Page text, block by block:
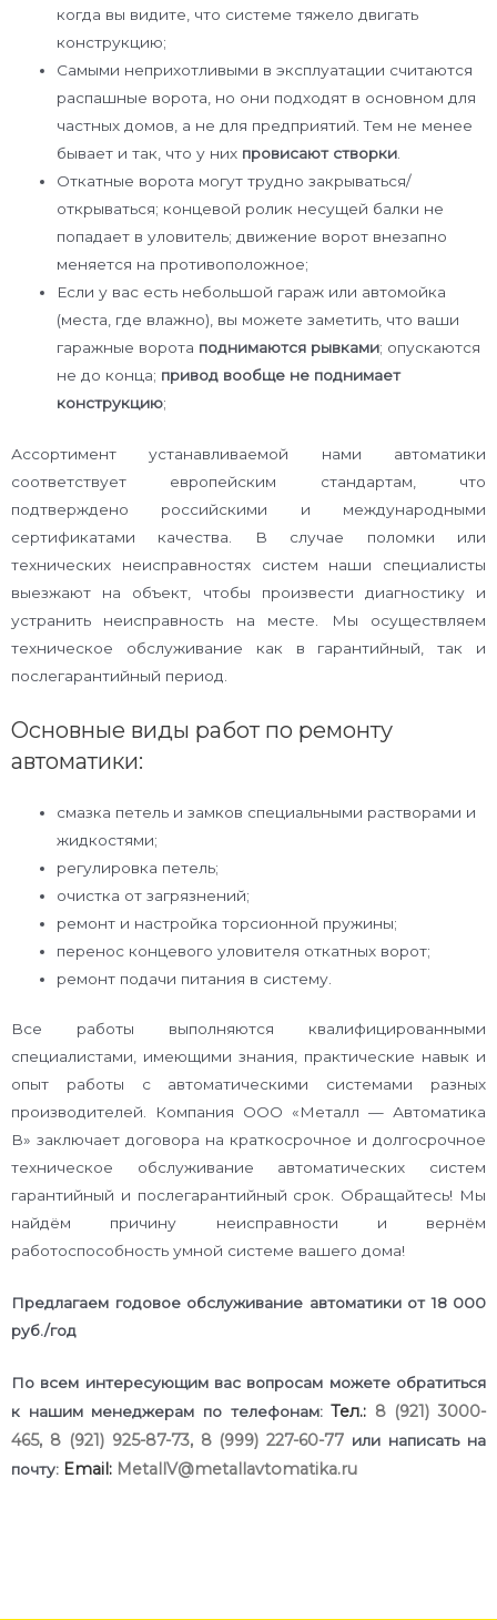
когда вы видите, что системе тяжело двигать
конструкцию;
Самыми неприхотливыми в эксплуатации считаются
распашные ворота, но они подходят в основном для
частных домов, а не для предприятий. Тем не менее
бывает и так, что у них провисают створки.
Откатные ворота могут трудно закрываться/
открываться; концевой ролик несущей балки не
попадает в уловитель; движение ворот внезапно
меняется на противоположное;
Если у вас есть небольшой гараж или автомойка
(места, где влажно), вы можете заметить, что ваши
гаражные ворота поднимаются рывками; опускаются
не до конца; привод вообще не поднимает
конструкцию;
Ассортимент устанавливаемой нами автоматики
соответствует европейским стандартам, что
подтверждено российскими и международными
сертификатами качества. В случае поломки или
технических неисправностях систем наши специалисты
выезжают на объект, чтобы произвести диагностику и
устранить неисправность на месте. Мы осуществляем
техническое обслуживание как в гарантийный, так и
послегарантийный период.
Основные виды работ по ремонту
автоматики:
смазка петель и замков специальными растворами и
жидкостями;
регулировка петель;
очистка от загрязнений;
ремонт и настройка торсионной пружины;
перенос концевого уловителя откатных ворот;
ремонт подачи питания в систему.
Все работы выполняются квалифицированными
специалистами, имеющими знания, практические навык и
опыт работы с автоматическими системами разных
производителей. Компания ООО «Металл — Автоматика
В» заключает договора на краткосрочное и долгосрочное
техническое обслуживание автоматических систем
гарантийный и послегарантийный срок. Обращайтесь! Мы
найдём причину неисправности и вернём
работоспособность умной системе вашего дома!
Предлагаем годовое обслуживание автоматики от 18 000
руб./год
По всем интересующим вас вопросам можете обратиться
к нашим менеджерам по телефонам:Тел.: 8 (921) 3000-
465, 8 (921) 925-87-73, 8 (999) 227-60-77 или написать на
почту: Email: MetallV@metallavtomatika.ru